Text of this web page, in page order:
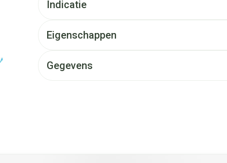
Indicatie
Eigenschappen
Gegevens